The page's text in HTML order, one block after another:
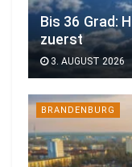
Bis 36 Grad:
zuerst
3. AUGUST 2026
BRANDENBURG